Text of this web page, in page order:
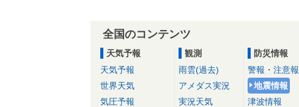
全国のコンテンツ
天気予報
天気予報
世界天気
気圧予報
観測
雨雲(過去)
アメダス実況
実況天気
防災情報
警報・注意報
地震情報
津波情報